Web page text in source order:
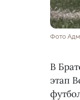
Фото
В
этап